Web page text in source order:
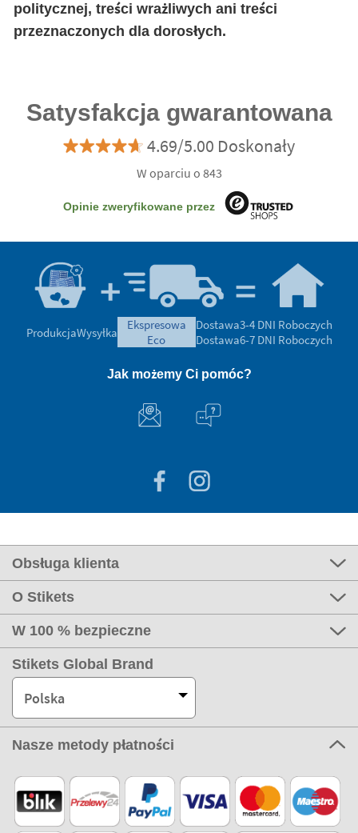
politycznej, treści wrażliwych ani treści
przeznaczonych dla dorosłych.
Satysfakcja gwarantowana
4.69/5.00 Doskonały
W oparciu o 843
Opinie zweryfikowane przez
ProdukcjaWysyłka
ekspresowa
eco
Dostawa3-4 DNI Roboczych
Dostawa6-7 DNI Roboczych
Jak możemy Ci pomóc?
Obsługa klienta
O Stikets
W 100 % bezpieczne
Stikets Global Brand
Polska
Nasze metody płatności